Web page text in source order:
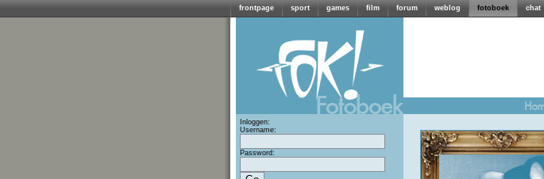
frontpage sport games film forum weblog fotoboek chat
Inloggen:
Username:
Password: